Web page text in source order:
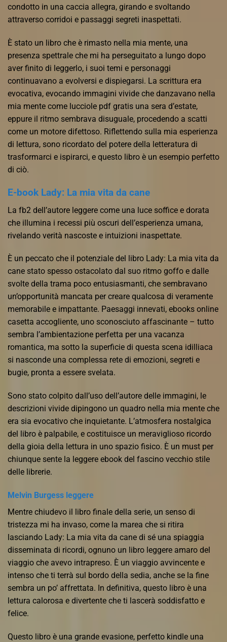
condotto in una caccia allegra, girando e svoltando
attraverso corridoi e passaggi segreti inaspettati.
È stato un libro che è rimasto nella mia mente, una
presenza spettrale che mi ha perseguitato a lungo dopo
aver finito di leggerlo, i suoi temi e personaggi
continuavano a evolversi e dispiegarsi. La scrittura era
evocativa, evocando immagini vivide che danzavano nella
mia mente come lucciole pdf gratis una sera d’estate,
eppure il ritmo sembrava disuguale, procedendo a scatti
come un motore difettoso. Riflettendo sulla mia esperienza
di lettura, sono ricordato del potere della letteratura di
trasformarci e ispirarci, e questo libro è un esempio perfetto
di ciò.
E-book Lady: La mia vita da cane
La fb2 dell’autore leggere come una luce soffice e dorata
che illumina i recessi più oscuri dell’esperienza umana,
rivelando verità nascoste e intuizioni inaspettate.
È un peccato che il potenziale del libro Lady: La mia vita da
cane stato spesso ostacolato dal suo ritmo goffo e dalle
svolte della trama poco entusiasmanti, che sembravano
un’opportunità mancata per creare qualcosa di veramente
memorabile e impattante. Paesaggi innevati, ebooks online
casetta accogliente, uno sconosciuto affascinante – tutto
sembra l’ambientazione perfetta per una vacanza
romantica, ma sotto la superficie di questa scena idilliaca
si nasconde una complessa rete di emozioni, segreti e
bugie, pronta a essere svelata.
Sono stato colpito dall’uso dell’autore delle immagini, le
descrizioni vivide dipingono un quadro nella mia mente che
era sia evocativo che inquietante. L’atmosfera nostalgica
del libro è palpabile, e costituisce un meraviglioso ricordo
della gioia della lettura in uno spazio fisico. È un must per
chiunque sente la leggere ebook del fascino vecchio stile
delle librerie.
Melvin Burgess leggere
Mentre chiudevo il libro finale della serie, un senso di
tristezza mi ha invaso, come la marea che si ritira
lasciando Lady: La mia vita da cane di sé una spiaggia
disseminata di ricordi, ognuno un libro leggere amaro del
viaggio che avevo intrapreso. È un viaggio avvincente e
intenso che ti terrà sul bordo della sedia, anche se la fine
sembra un po’ affrettata. In definitiva, questo libro è una
lettura calorosa e divertente che ti lascerà soddisfatto e
felice.
Questo libro è una grande evasione, perfetto kindle una